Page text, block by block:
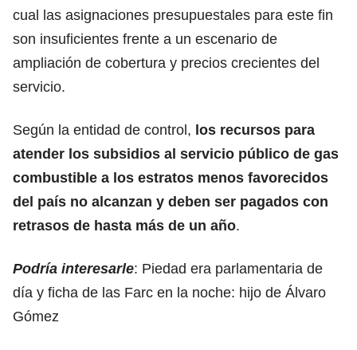
cual las asignaciones presupuestales para este fin
son insuficientes frente a un escenario de
ampliación de cobertura y precios crecientes del
servicio.
Según la entidad de control, los recursos para
atender los subsidios al servicio público de gas
combustible a los estratos menos favorecidos
del país no alcanzan y deben ser pagados con
retrasos de hasta más de un año.
Podría interesarle: Piedad era parlamentaria de
día y ficha de las Farc en la noche: hijo de Álvaro
Gómez